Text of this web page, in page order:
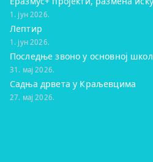
1. јун 2026.
Лептир
1. јун 2026.
Последње звоно у основној
31. мај 2026.
Садња дрвета у Краљевцима
27. мај 2026.